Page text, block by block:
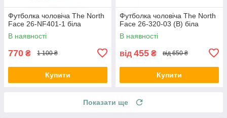
Футболка чоловіча The North
Face 26-NF401-1 біла
В наявності
770 ₴ 1 100 ₴
Купити
Футболка чоловіча The North
Face 26-320-03 (B) біла
В наявності
від 455 ₴ від 650 ₴
Купити
Показати ще